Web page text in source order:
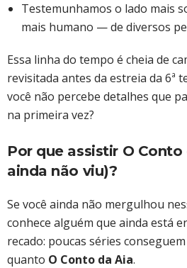
Testemunhamos o lado mais
mais humano — de diversos
Essa linha do tempo é cheia de
revisitada antes da estreia da 6ª
você não percebe detalhes que
na primeira vez?
Por que assistir O
ainda não viu)?
Se você ainda não mergulhou
conhece alguém que ainda está
recado: poucas séries
quanto O Conto da Aia.